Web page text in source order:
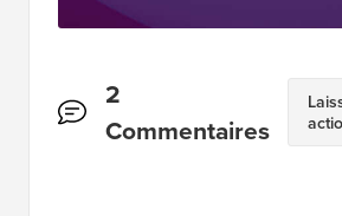
Interactions
des
2
Commentaires